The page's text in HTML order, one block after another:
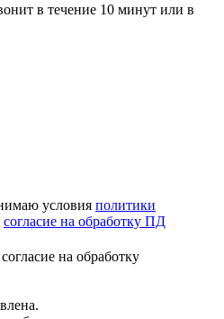
в течение 10 минут или в
условия политики
согласие на обработку ПД
на обработку